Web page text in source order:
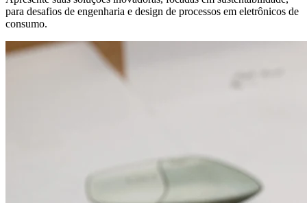
para desafios de engenharia e design de processos em eletrônicos de
consumo.